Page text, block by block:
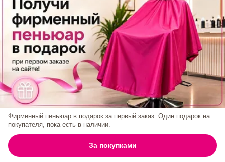
Ещё категории
✓ Отправка 24ч · ✓ Оригинал ✓ Поддержка
ГЛАВНАЯ ПОИСК КОРЗИНА АККАУНТ
Маска Кондиционирующая ZOOM KERATIN
Mask 50 Ml
0₽
БРЕНД: ZOOM
Фирменный пеньюар в подарок за первый заказ. Один подарок на
покупателя, пока есть в наличии.
За покупками